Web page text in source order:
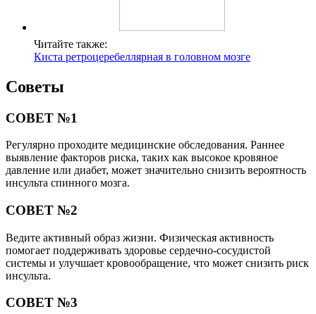
Читайте также:
Киста ретроцеребеллярная в головном мозге
Советы
СОВЕТ №1
Регулярно проходите медицинские обследования. Раннее
выявление факторов риска, таких как высокое кровяное
давление или диабет, может значительно снизить вероятность
инсульта спинного мозга.
СОВЕТ №2
Ведите активный образ жизни. Физическая активность
помогает поддерживать здоровье сердечно-сосудистой
системы и улучшает кровообращение, что может снизить риск
инсульта.
СОВЕТ №3